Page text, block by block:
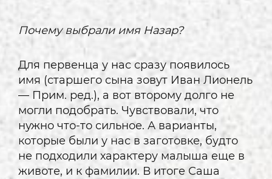
Почему выбрали имя Назар?
Для первенца у нас сразу появилось
имя (старшего сына зовут Иван Лионель
— Прим. ред.), а вот второму долго не
могли подобрать. Чувствовали, что
нужно что-то сильное. А варианты,
которые были у нас в заготовке, будто
не подходили характеру малыша еще в
животе, и к фамилии. В итоге Саша